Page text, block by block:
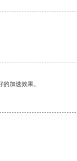
加速效果。